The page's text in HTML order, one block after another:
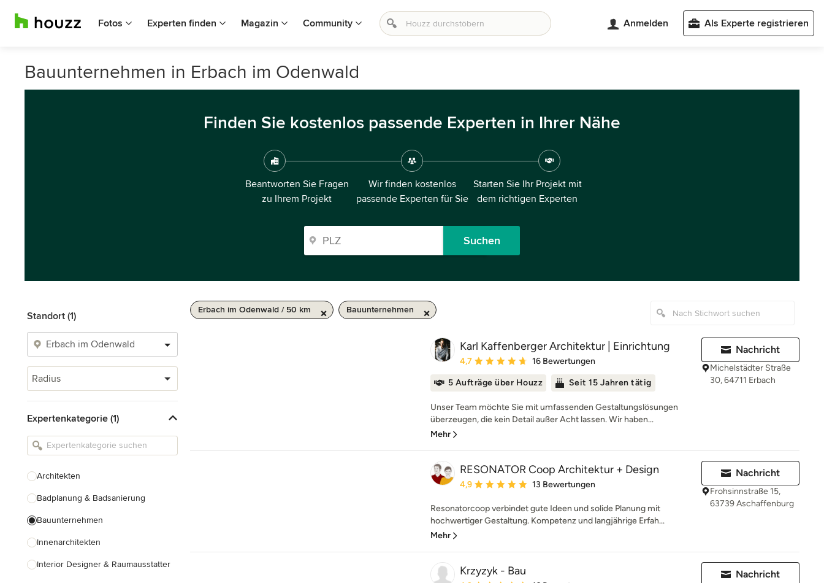
Fotos Experten finden Magazin Community Anmelden Als Experte registrieren
Bauunternehmen in Erbach im Odenwald
Finden Sie kostenlos passende Experten in Ihrer Nähe
Beantworten Sie Fragen
zu Ihrem Projekt
Wir finden kostenlos
passende Experten für Sie
Starten Sie Ihr Projekt mit
dem richtigen Experten
Suchen
Standort (1)
Radius
Expertenkategorie (1)
Architekten
Badplanung & Badsanierung
Bauunternehmen
Innenarchitekten
Interior Designer & Raumausstatter
Erbach im Odenwald / 50 km Bauunternehmen
Karl Kaffenberger Architektur | Einrichtung
Durchschnittliche Bewertung: 4.7 von 5 Sternen
4,7 16 Bewertungen
5 Aufträge über Houzz Seit 15 Jahren tätig
Unser Team möchte Sie mit umfassenden Gestaltungslösungen
überzeugen, die kein Detail außer Acht lassen. Wir haben...
Mehr
Nachricht
Michelstädter Straße
30, 64711 Erbach
RESONATOR Coop Architektur + Design
Durchschnittliche Bewertung: 4.9 von 5 Sternen
4,9 13 Bewertungen
Resonatorcoop verbindet gute Ideen und solide Planung mit
hochwertiger Gestaltung. Kompetenz und langjährige Erfah...
Mehr
Nachricht
Frohsinnstraße 15,
63739 Aschaffenburg
Krzyzyk - Bau Nachricht